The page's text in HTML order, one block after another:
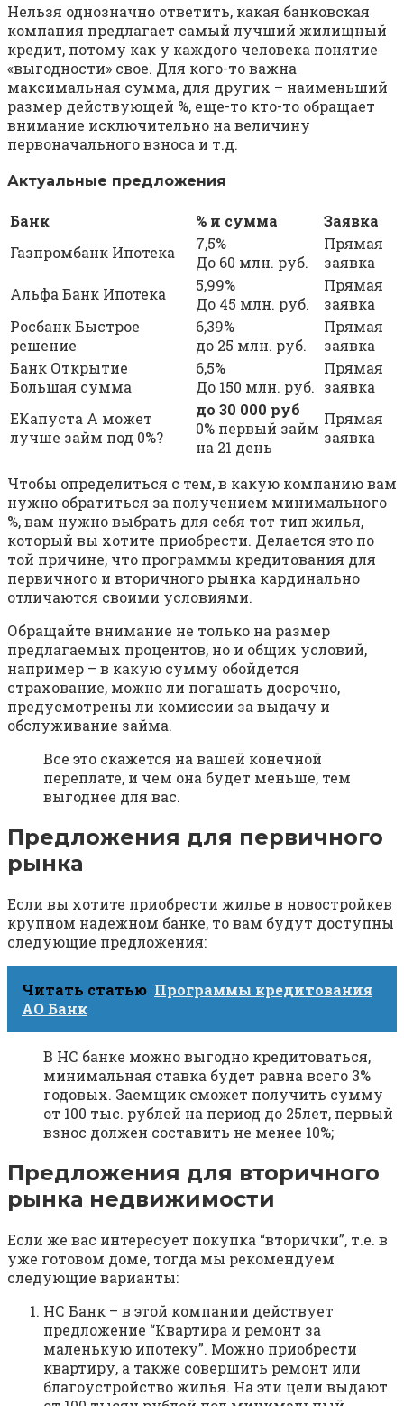
Нельзя однозначно ответить, какая банковская
компания предлагает самый лучший жилищный
кредит, потому как у каждого человека понятие
«выгодности» свое. Для кого-то важна
максимальная сумма, для других – наименьший
размер действующей %, еще-то кто-то обращает
внимание исключительно на величину
первоначального взноса и т.д.
Актуальные предложения
Банк % и сумма
Заявка
Газпромбанк Ипотека
7,5%
До 60 млн. руб.
Прямая
заявка
Альфа Банк Ипотека
5,99%
До 45 млн. руб.
Прямая
заявка
Росбанк Быстрое
решение
6,39%
до 25 млн. руб.
Прямая
заявка
Банк Открытие
Большая сумма
6,5%
До 150 млн. руб.
Прямая
заявка
ЕКапуста А может
лучше займ под 0%?
до 30 000 руб
0% первый займ
на 21 день
Прямая
заявка
Чтобы определиться с тем, в какую компанию вам
нужно обратиться за получением минимального
%, вам нужно выбрать для себя тот тип жилья,
который вы хотите приобрести. Делается это по
той причине, что программы кредитования для
первичного и вторичного рынка кардинально
отличаются своими условиями.
Обращайте внимание не только на размер
предлагаемых процентов, но и общих условий,
например – в какую сумму обойдется
страхование, можно ли погашать досрочно,
предусмотрены ли комиссии за выдачу и
обслуживание займа.
Все это скажется на вашей конечной
переплате, и чем она будет меньше, тем
выгоднее для вас.
Предложения для первичного
рынка
Если вы хотите приобрести жилье в новостройкев
крупном надежном банке, то вам будут доступны
следующие предложения:
Читать статью Программы кредитования
АО Банк
В НС банке можно выгодно кредитоваться,
минимальная ставка будет равна всего 3%
годовых. Заемщик сможет получить сумму
от 100 тыс. рублей на период до 25лет, первый
взнос должен составить не менее 10%;
Предложения для вторичного
рынка недвижимости
Если же вас интересует покупка “вторички”, т.е. в
уже готовом доме, тогда мы рекомендуем
следующие варианты:
НС Банк – в этой компании действует
предложение “Квартира и ремонт за
маленькую ипотеку”. Можно приобрести
квартиру, а также совершить ремонт или
благоустройство жилья. На эти цели выдают